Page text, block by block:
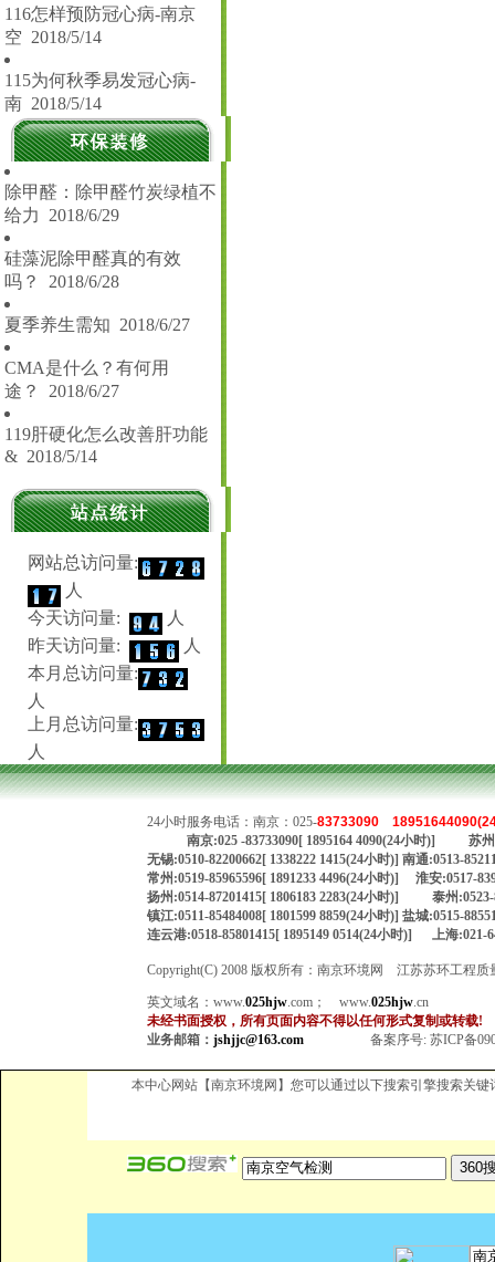
116怎样预防冠心病-南京
空 2018/5/14
115为何秋季易发冠心病-
南 2018/5/14
除甲醛：除甲醛竹炭绿植不
给力
2018/6/29
硅藻泥除甲醛真的有效
吗？
2018/6/28
夏季养生需知 2018/6/27
CMA是什么？有何用
途？
2018/6/27
119肝硬化怎么改善肝功能
& 2018/5/14
网站总访问量:
人
今天访问量:
人
昨天访问量:
人
本月总访问量:
人
上月总访问量:
人
24小时服务电话：南京：025-83733090
南京:025 -83733090[ 1895164 4090(24小时)] 苏
无锡:0510-82200662[ 1338222 1415(24小时)] 南通:0513-
常州:0519-85965596[ 1891233 4496(24小时)] 淮安:0517-
扬州:0514-87201415[ 1806183 2283(24小时)] 泰州
镇江:0511-85484008[ 1801599 8859(24小时)] 盐城:0515-
连云港:0518-85801415[ 1895149 0514(24小时)] 上海:021-
Copyright(C) 2008 版权所有：南京环境网 江苏苏环工程质
英文域名： www.025hjw.com； www.025hjw.cn
未经书面授权，所有页面内容不得以任何形式复制或转载!
业务邮箱： jshjjc@163.com备案序号: 苏ICP备
本中心网站【南京环境网】您可以通过以下搜索引擎搜索关键